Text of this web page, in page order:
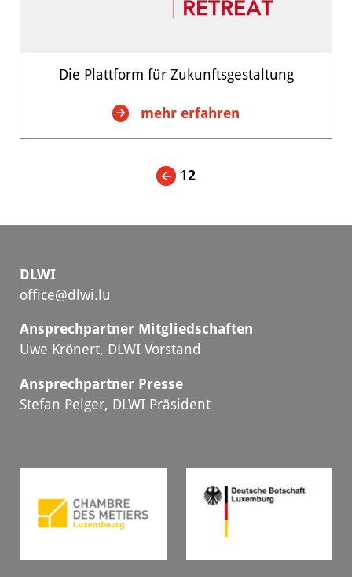
Die Plattform für Zukunftsgestaltung
mehr erfahren
:
Plattform
Zukunftsgestaltung
1 2
DLWI
office@dlwi.lu
Ansprechpartner Mitgliedschaften
Uwe Krönert, DLWI Vorstand
Ansprechpartner Presse
Stefan Pelger, DLWI Präsident